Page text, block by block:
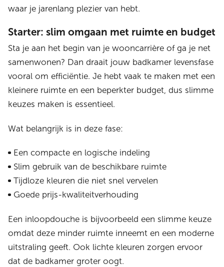
waar je jarenlang plezier van hebt.
Starter: slim omgaan met ruimte en budget
Sta je aan het begin van je wooncarrière of ga je net
samenwonen? Dan draait jouw badkamer levensfase
vooral om efficiëntie. Je hebt vaak te maken met een
kleinere ruimte en een beperkter budget, dus slimme
keuzes maken is essentieel.
Wat belangrijk is in deze fase:
Een compacte en logische indeling
Slim gebruik van de beschikbare ruimte
Tijdloze kleuren die niet snel vervelen
Goede prijs-kwaliteitverhouding
Een inloopdouche is bijvoorbeeld een slimme keuze
omdat deze minder ruimte inneemt en een moderne
uitstraling geeft. Ook lichte kleuren zorgen ervoor
dat de badkamer groter oogt.